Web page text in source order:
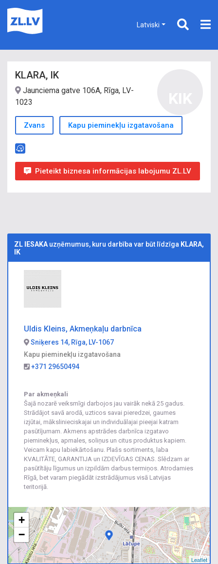
Latviski
KLARA, IK
Jaunciema gatve 106A, Rīga, LV-
1023
Zvans Kapu pieminekļu izgatavošana
Pieteikt biznesa informācijas labojumu ZL.LV
ZL IESAKA uzņēmumus, kuru darbība var būt līdzīga KLARA,
IK
Uldis Kleins, Akmeņkaļu darbnīca
Sniķeres 14, Rīga, LV-1067
Kapu pieminekļu izgatavošana
+371 29650494
Par akmeņkali
Šajā nozarē veiksmīgi darbojos jau vairāk nekā 25 gadus.
Strādājot savā arodā, uzticos savai pieredzei, gaumes
izjūtai, mākslinieciskajai un individuālajai pieejai katram
pasūtījumam. Akmens apstrādes darbnīca izgatavo
pieminekļus, apmales, soliņus un citus produktus kapiem.
Veicam kapu labiekārtošanu. Plašs sortiments, laba
KVALITĀTE, GARANTIJA un IZDEVĪGAS CENAS. Slēdzam ar
pasūtītāju līgumus un izpildām darbus termiņos. Atrodamies
Rīgā, bet varam piegādāt izstrādājumus visā Latvijas
teritorijā.
+
−
Leaflet